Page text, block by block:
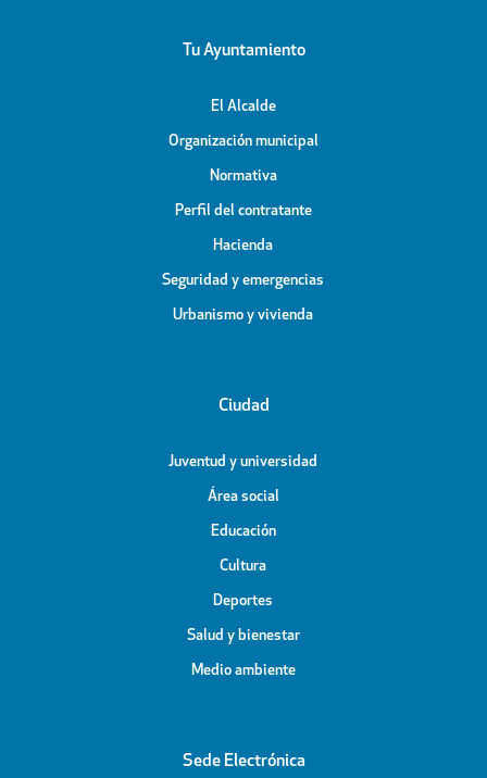
Tu Ayuntamiento
El Alcalde
Organización municipal
Normativa
Perfil del contratante
Hacienda
Seguridad y emergencias
Urbanismo y vivienda
Ciudad
Juventud y universidad
Área social
Educación
Cultura
Deportes
Salud y bienestar
Medio ambiente
Sede Electrónica